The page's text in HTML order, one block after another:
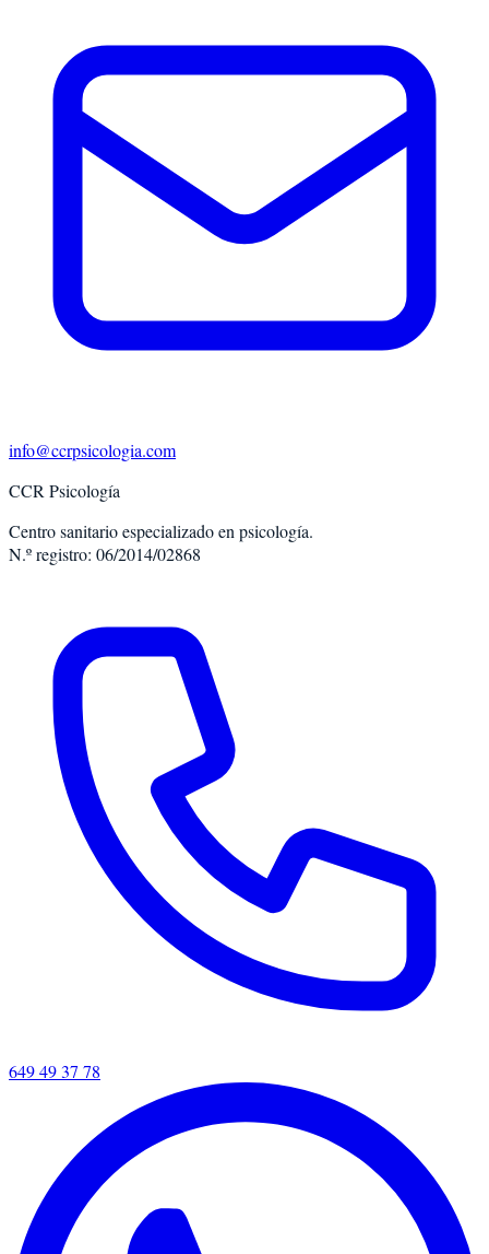
info@ccrpsicologia.com
CCR Psicología
Centro sanitario especializado en psicología.
N.º registro: 06/2014/02868
649 49 37 78